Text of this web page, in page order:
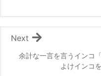
余計な一言を言うインコ
よけインコ
Next